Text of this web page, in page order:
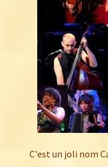
C'est un joli nom